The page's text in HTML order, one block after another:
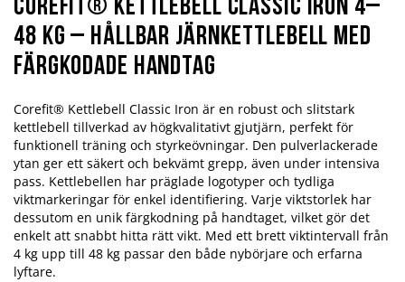
Corefit® Kettlebell Classic Iron 4–
48 kg – Hållbar järnkettlebell med
färgkodade handtag
Corefit® Kettlebell Classic Iron är en robust och slitstark
kettlebell tillverkad av högkvalitativt gjutjärn, perfekt för
funktionell träning och styrkeövningar. Den pulverlackerade
ytan ger ett säkert och bekvämt grepp, även under intensiva
pass. Kettlebellen har präglade logotyper och tydliga
viktmarkeringar för enkel identifiering. Varje viktstorlek har
dessutom en unik färgkodning på handtaget, vilket gör det
enkelt att snabbt hitta rätt vikt. Med ett brett viktintervall från
4 kg upp till 48 kg passar den både nybörjare och erfarna
lyftare.